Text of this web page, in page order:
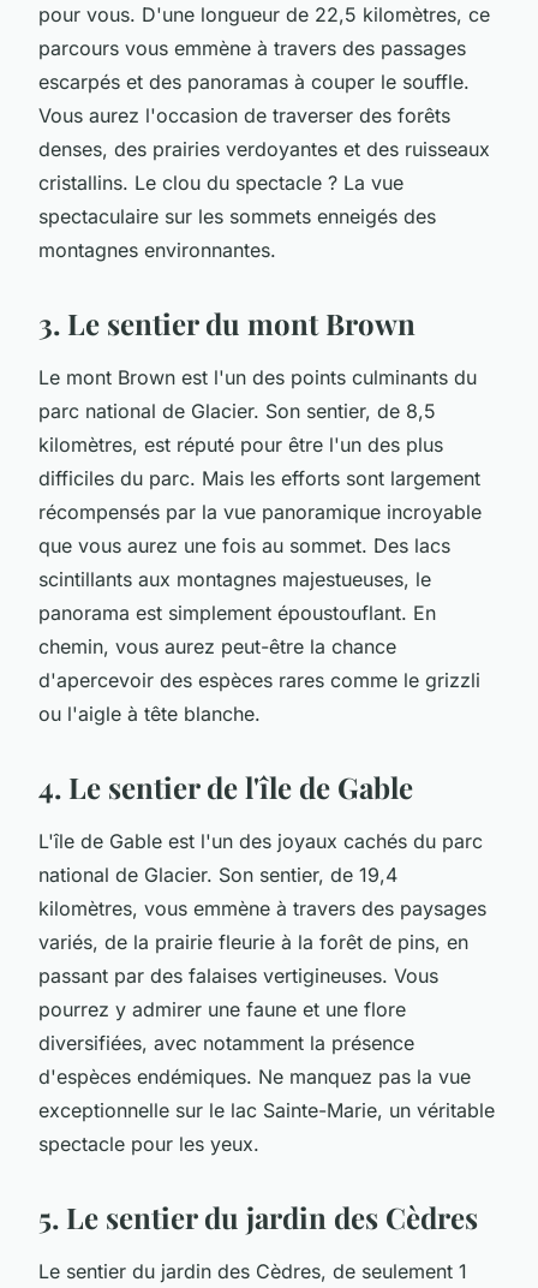
pour vous. D'une longueur de 22,5 kilomètres, ce
parcours vous emmène à travers des passages
escarpés et des panoramas à couper le souffle.
Vous aurez l'occasion de traverser des forêts
denses, des prairies verdoyantes et des ruisseaux
cristallins. Le clou du spectacle ? La vue
spectaculaire sur les sommets enneigés des
montagnes environnantes.
3. Le sentier du mont Brown
Le mont Brown est l'un des points culminants du
parc national de Glacier. Son sentier, de 8,5
kilomètres, est réputé pour être l'un des plus
difficiles du parc. Mais les efforts sont largement
récompensés par la vue panoramique incroyable
que vous aurez une fois au sommet. Des lacs
scintillants aux montagnes majestueuses, le
panorama est simplement époustouflant. En
chemin, vous aurez peut-être la chance
d'apercevoir des espèces rares comme le grizzli
ou l'aigle à tête blanche.
4. Le sentier de l'île de Gable
L'île de Gable est l'un des joyaux cachés du parc
national de Glacier. Son sentier, de 19,4
kilomètres, vous emmène à travers des paysages
variés, de la prairie fleurie à la forêt de pins, en
passant par des falaises vertigineuses. Vous
pourrez y admirer une faune et une flore
diversifiées, avec notamment la présence
d'espèces endémiques. Ne manquez pas la vue
exceptionnelle sur le lac Sainte-Marie, un véritable
spectacle pour les yeux.
5. Le sentier du jardin des Cèdres
Le sentier du jardin des Cèdres, de seulement 1